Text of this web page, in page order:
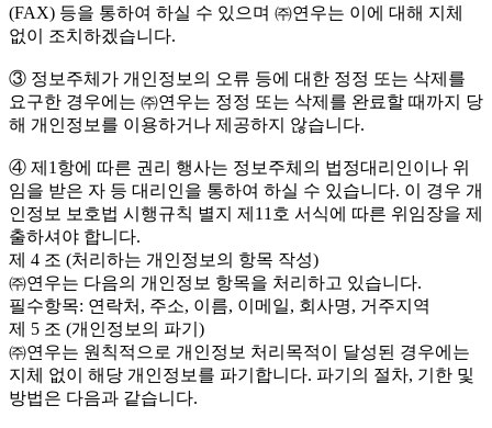
(FAX) 등을 통하여 하실 수 있으며 ㈜연우는 이에 대해 지체
없이 조치하겠습니다.
③ 정보주체가 개인정보의 오류 등에 대한 정정 또는 삭제를
요구한 경우에는 ㈜연우는 정정 또는 삭제를 완료할 때까지 당
해 개인정보를 이용하거나 제공하지 않습니다.
④ 제1항에 따른 권리 행사는 정보주체의 법정대리인이나 위
임을 받은 자 등 대리인을 통하여 하실 수 있습니다. 이 경우 개
인정보 보호법 시행규칙 별지 제11호 서식에 따른 위임장을 제
출하셔야 합니다.
제 4 조 (처리하는 개인정보의 항목 작성)
㈜연우는 다음의 개인정보 항목을 처리하고 있습니다.
필수항목: 연락처, 주소, 이름, 이메일, 회사명, 거주지역
제 5 조 (개인정보의 파기)
㈜연우는 원칙적으로 개인정보 처리목적이 달성된 경우에는
지체 없이 해당 개인정보를 파기합니다. 파기의 절차, 기한 및
방법은 다음과 같습니다.